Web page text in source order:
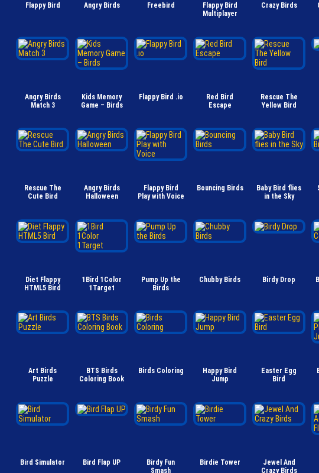
Flappy Bird Angry Birds Freebird
Flappy Bird
Multiplayer
Crazy Birds
Angry Birds
Match 3
Kids Memory
Game – Birds
Flappy Bird .io
Red Bird
Escape
Rescue The
Yellow Bird
Rescue The
Cute Bird
Angry Birds
Halloween
Flappy Bird
Play with Voice
Bouncing Birds
Baby Bird flies
in the Sky
Diet Flappy
HTML5 Bird
1Bird 1Color
1Target
Pump Up the
Birds
Chubby Birds Birdy Drop
Art Birds
Puzzle
BTS Birds
Coloring Book
Birds Coloring
Happy Bird
Jump
Easter Egg
Bird
Bird Simulator Bird Flap UP
Birdy Fun
Smash
Birdie Tower
Jewel And
Crazy Birds